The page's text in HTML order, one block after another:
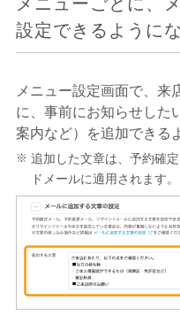
設定できるように
メニュー設定画面で、来
に、事前にお知らせした
案内など）を追加できる
追加した文章は、予約確
ドメールに適用されます。